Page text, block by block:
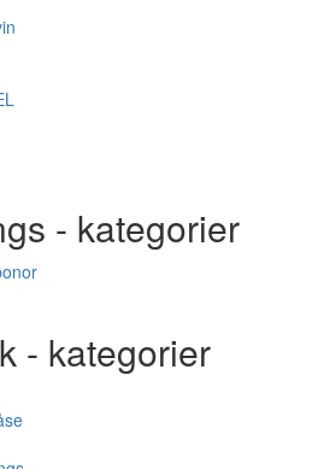
- kategorier
- kategorier